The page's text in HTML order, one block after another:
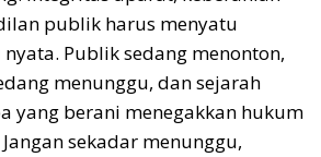
publik harus menyatu
Publik sedang menonton,
menunggu, dan sejarah
yang berani menegakkan hukum
sekadar menunggu,